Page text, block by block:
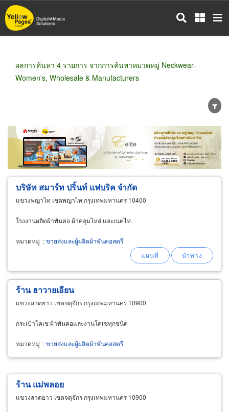
ข้าม
ไป
ผลการค้นหา 4 รายการ จากการค้นหาหมวดหมู่ Neckwear-
Women's, Wholesale & Manufacturers
ขายส่ง ขายปลีก ผู้ผลิต
ตัวแทนจัดจำหน่าย
ผู้ส่งออก/นำเข้า
ธุรกิจบริการ
บริษัท สมาร์ท ปริ้นท์ แฟบริค จำกัด
แขวงพญาไท เขตพญาไท กรุงเทพมหานคร 10400
โรงงานผลิตผ้าพันคอ ผ้าคลุมไหล่ และเนคไท
หมวดหมู่ :ขายส่งและผู้ผลิตผ้าพันคอสตรี
ร้าน ฮาวายเอียน
แขวงลาดยาว เขตจตุจักร กรุงเทพมหานคร 10900
กระเป๋าโคเช ผ้าพันคอและงานโคเชทุกชนิด
หมวดหมู่ :ขายส่งและผู้ผลิตผ้าพันคอสตรี
ร้าน แม่พลอย
แขวงลาดยาว เขตจตุจักร กรุงเทพมหานคร 10900